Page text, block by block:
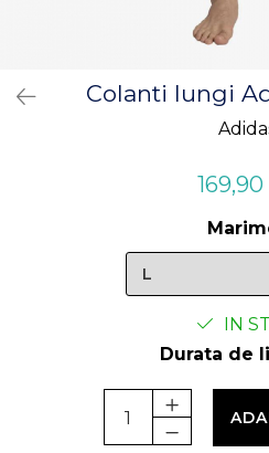
Colanti lungi
IN
Durata de